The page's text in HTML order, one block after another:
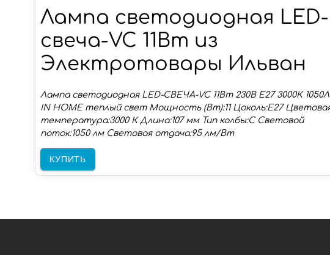
Лампа светодиодная LED-
свеча-VC 11Вт из
Электротовары Ильван
Лампа светодиодная LED-СВЕЧА-VC 11Вт 230В Е27 3000К
IN HOME теплый свет Мощность (Вт):11 Цоколь:E27
температура:3000 К Длина:107 мм Тип колбы:C Световой
поток:1050 лм Световая отдача:95 лм/Вт
КУПИТЬ